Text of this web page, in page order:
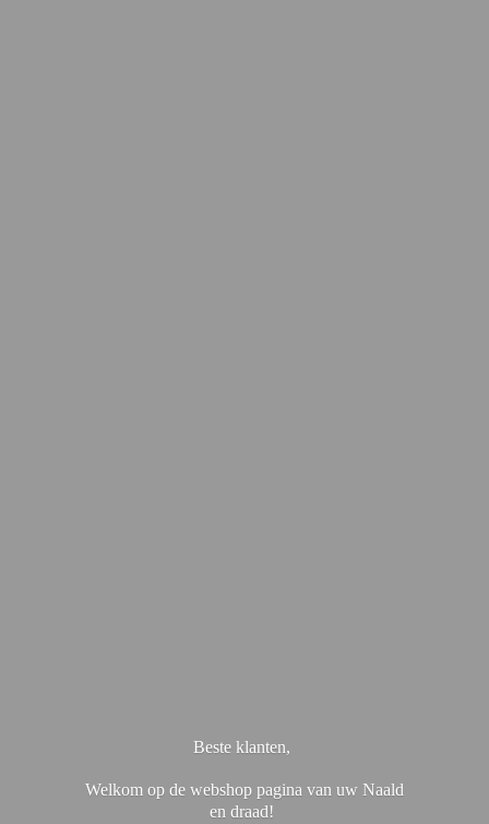
Beste klanten,
Welkom op de webshop pagina van uw Naald
en draad!